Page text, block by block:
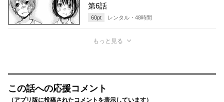
第6話
60pt レンタル・ 48時間
もっと見る
この話への応援コメント
（アプリ版に投稿されたコメントを表示しています）